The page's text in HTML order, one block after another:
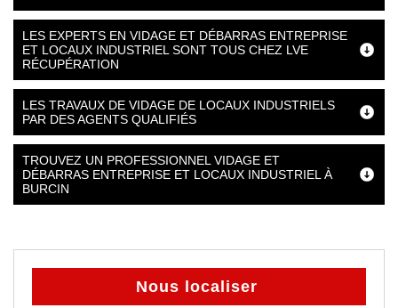
LES EXPERTS EN VIDAGE ET DÉBARRAS ENTREPRISE
ET LOCAUX INDUSTRIEL SONT TOUS CHEZ LVE
RÉCUPÉRATION
LES TRAVAUX DE VIDAGE DE LOCAUX INDUSTRIELS
PAR DES AGENTS QUALIFIÉS
TROUVEZ UN PROFESSIONNEL VIDAGE ET
DÉBARRAS ENTREPRISE ET LOCAUX INDUSTRIEL À
BURCIN
Nous localiser